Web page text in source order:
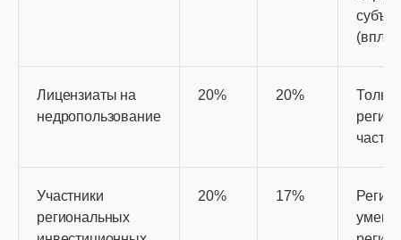
Лицензиаты на
недропользование
20% 20%
Только
часть
Участники
региональных
20% 17%